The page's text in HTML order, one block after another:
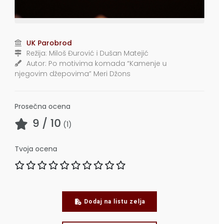
UK Parobrod
Režija: Miloš Đurović i Dušan Matejić
Autor: Po motivima komada “Kamenje u
njegovim džepovima” Meri Džons
Prosečna ocena
9 / 10 (1)
Tvoja ocena
Dodaj na listu zelja